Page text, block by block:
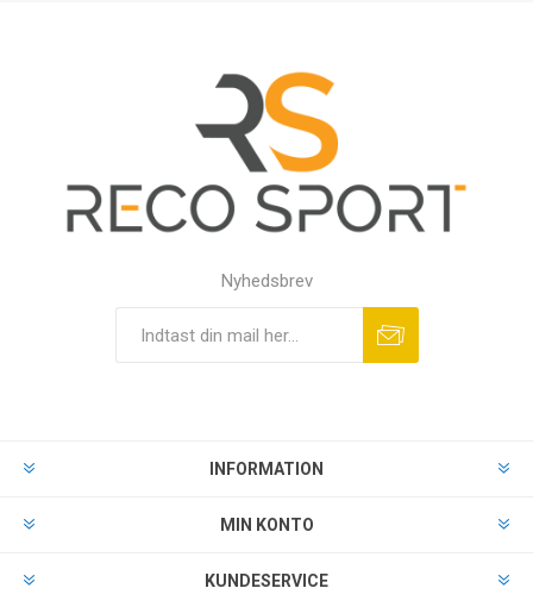
Nyhedsbrev
INFORMATION
MIN KONTO
KUNDESERVICE